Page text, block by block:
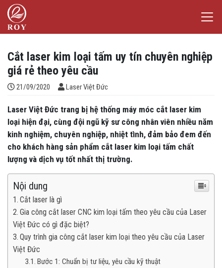
Chuyển đến nội dung
Laser Việt Đức
Cắt laser kim loại tấm uy tín chuyên nghiệp
giá rẻ theo yêu cầu
21/09/2020 Đăng bởi
Laser Việt Đức
Laser Việt Đức trang bị hệ thống máy móc cắt laser kim
loại hiện đại, cùng đội ngũ kỹ sư công nhân viên nhiều năm
kinh nghiệm, chuyên nghiệp, nhiệt tình, đảm bảo đem đến
cho khách hàng sản phẩm cắt laser kim loại tấm chất
lượng và dịch vụ tốt nhất thị trường.
Nội dung
Cắt laser là gì
Gia công cắt laser CNC kim loại tấm theo yêu cầu của Laser
Việt Đức có gì đặc biệt?
Quy trình gia công cắt laser kim loại theo yêu cầu của Laser
Việt Đức
Bước 1: Chuẩn bị tư liệu, yêu cầu kỹ thuật